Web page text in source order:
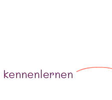
kennenlernen